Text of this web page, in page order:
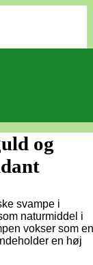
og
svampe i
naturmiddel i
vokser som en
en høj